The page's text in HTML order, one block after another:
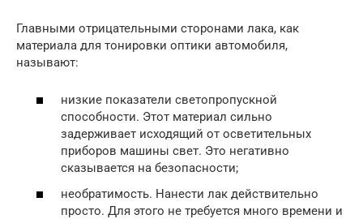
Главными отрицательными сторонами лака, как
материала для тонировки оптики автомобиля,
называют:
низкие показатели светопропускной
способности. Этот материал сильно
задерживает исходящий от осветительных
приборов машины свет. Это негативно
сказывается на безопасности;
необратимость. Нанести лак действительно
просто. Для этого не требуется много времени и